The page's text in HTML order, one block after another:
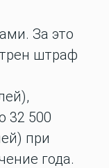
За это
штраф
32 500
при
года.